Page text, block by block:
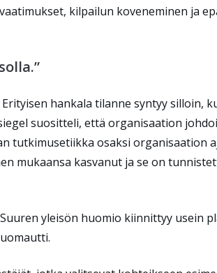
kilpailun koveneminen ja
hankala tilanne syntyy silloin,
suositteli, että organisaation
tutkimusetiikka osaksi organisaation
mukaansa kasvanut ja se on
yleisön huomio kiinnittyy usein